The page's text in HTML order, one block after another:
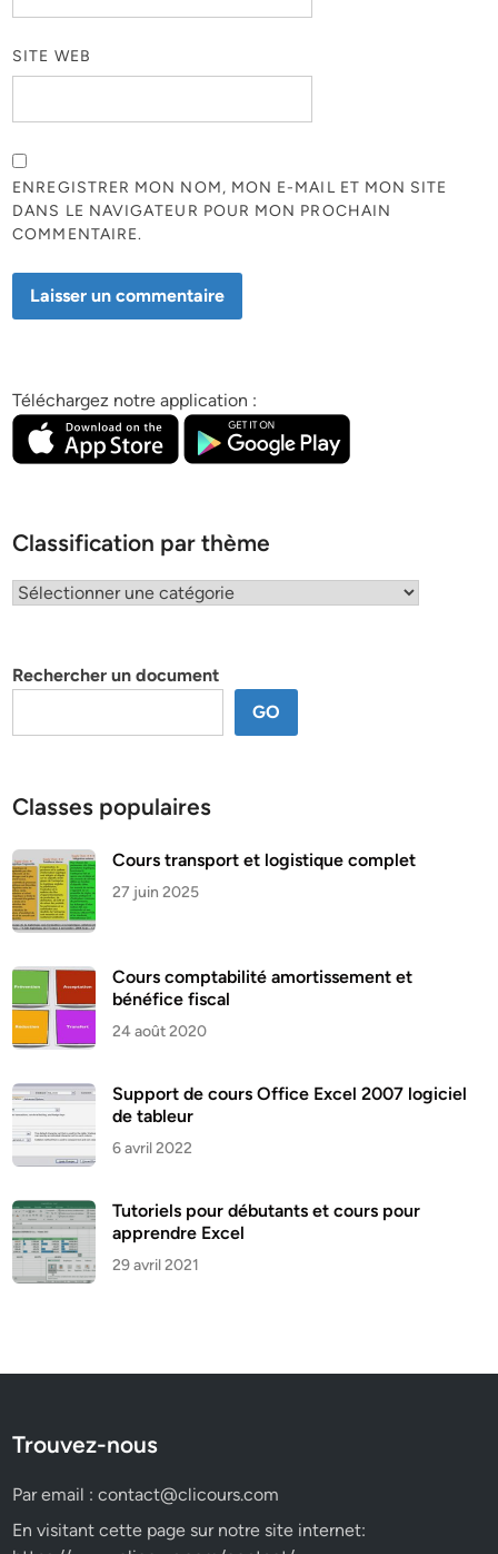
SITE WEB
ENREGISTRER MON NOM, MON E-MAIL ET MON SITE
DANS LE NAVIGATEUR POUR MON PROCHAIN
COMMENTAIRE.
Téléchargez notre application :
Classification par thème
Classification
Rechercher un document
GO
Classes populaires
Cours transport et logistique complet
27 juin 2025
Cours comptabilité amortissement et
bénéfice fiscal
24 août 2020
Support de cours Office Excel 2007 logiciel
de tableur
6 avril 2022
Tutoriels pour débutants et cours pour
apprendre Excel
29 avril 2021
Trouvez-nous
Par email :contact@clicours.com
En visitant cette page sur notre site internet: